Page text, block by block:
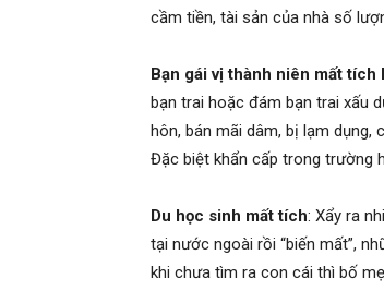
giss
hai
van
cầm tiền, tài sản của nhà số
Bạn gái vị thành niên mất tích
bạn trai hoặc đám bạn trai xấu
hôn, bán mãi dâm, bị lạm
Đặc biệt khẩn cấp trong trường
Du học sinh mất tích: Xẩy ra
tại nước ngoài rồi “biến mất”,
khi chưa tìm ra con cái thì bố